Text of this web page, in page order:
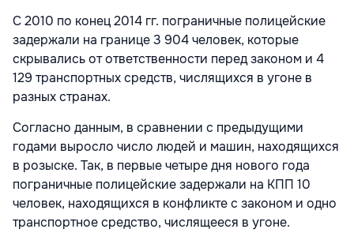
С 2010 по конец 2014 гг. пограничные полицейские
задержали на границе 3 904 человек, которые
скрывались от ответственности перед законом и 4
129 транспортных средств, числящихся в угоне в
разных странах.
Согласно данным, в сравнении с предыдущими
годами выросло число людей и машин, находящихся
в розыске. Так, в первые четыре дня нового года
пограничные полицейские задержали на КПП 10
человек, находящихся в конфликте с законом и одно
транспортное средство, числящееся в угоне.